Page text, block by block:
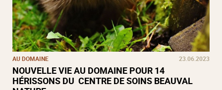
AU DOMAINE 23.06.2023
NOUVELLE VIE AU DOMAINE POUR 14
HÉRISSONS DU CENTRE DE SOINS BEAUVAL